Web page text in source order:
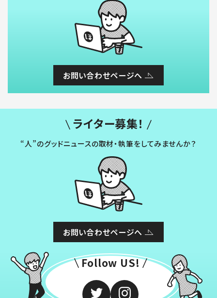
お問い合わせページへ
ライター募集！
“人”のグッドニュースの取材・執筆をしてみませんか？
お問い合わせページへ
Follow US!